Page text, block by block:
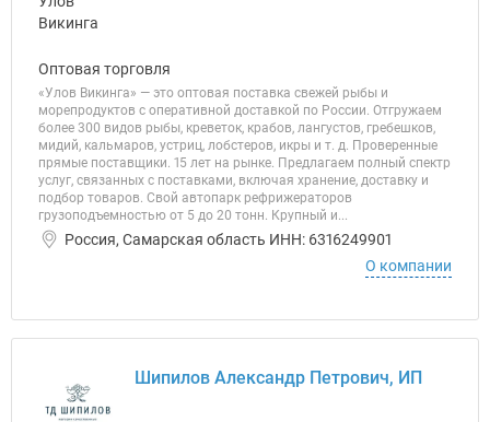
Оптовая торговля
«Улов Викинга» — это оптовая поставка свежей рыбы и
морепродуктов с оперативной доставкой по России. Отгружаем
более 300 видов рыбы, креветок, крабов, лангустов, гребешков,
мидий, кальмаров, устриц, лобстеров, икры и т. д. Проверенные
прямые поставщики. 15 лет на рынке. Предлагаем полный спектр
услуг, связанных с поставками, включая хранение, доставку и
подбор товаров. Свой автопарк рефрижераторов
грузоподъемностью от 5 до 20 тонн. Крупный и...
Россия, Самарская область ИНН: 6316249901
О компании
Шипилов Александр Петрович, ИП